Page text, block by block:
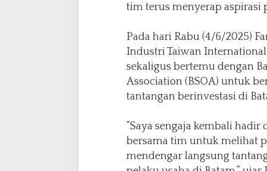
e
p
A
s
r
s
e
tim terus menyerap aspirasi
Pada hari Rabu (4/6/2025)
Industri Taiwan
sekaligus bertemu dengan
Association (BSOA) untuk
tantangan berinvestasi di
“Saya sengaja kembali
bersama tim untuk melihat
mendengar langsung